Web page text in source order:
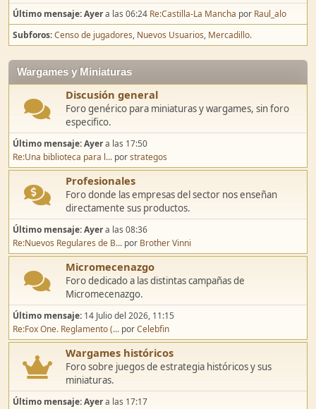
Último mensaje:Ayera las 06:24 Re:Castilla-La Mancha por Raul_alo
Subforos Censo de jugadores Nuevos Usuarios Mercadillo.
Wargames y Miniaturas
Discusión general
Foro genérico para miniaturas y wargames, sin foro
especifico.
Último mensaje:Ayera las 17:50
Re:Una biblioteca para l... porstrategos
Profesionales
Foro donde las empresas del sector nos enseñan
directamente sus productos.
Último mensaje:Ayera las 08:36
Re:Nuevos Regulares de B... por Brother Vinni
Micromecenazgo
Foro dedicado a las distintas campañas de
Micromecenazgo.
Último mensaje: 14 Julio del 2026, 11:15
Re:Fox One. Reglamento (... porCelebfin
Wargames históricos
Foro sobre juegos de estrategia históricos y sus
miniaturas.
Último mensaje:Ayera las 17:17